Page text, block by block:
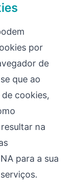
por
de
que ao
cookies,
na
para a sua